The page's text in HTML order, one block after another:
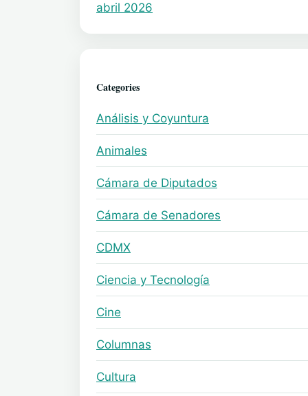
abril 2026
Categories
Análisis y Coyuntura
Animales
Cámara de Diputados
Cámara de Senadores
CDMX
Ciencia y Tecnología
Cine
Columnas
Cultura